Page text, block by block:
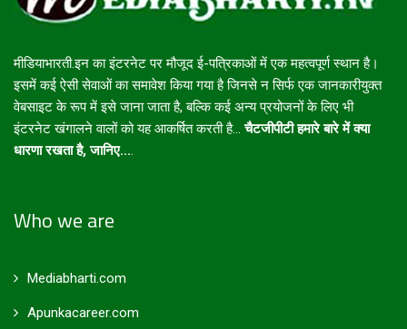
मीडियाभारती.इन का इंटरनेट पर मौजूद ई-पत्रिकाओं में एक महत्वपूर्ण स्थान है।
इसमें कई ऐसी सेवाओं का समावेश किया गया है जिनसे न सिर्फ एक जानकारीयुक्त
वेबसाइट के रूप में इसे जाना जाता है, बल्कि कई अन्य प्रयोजनों के लिए भी
इंटरनेट खंगालने वालों को यह आकर्षित करती है... चैटजीपीटी हमारे बारे में क्या
धारणा रखता है, जानिए....
Who we are
Mediabharti.com
Apunkacareer.com